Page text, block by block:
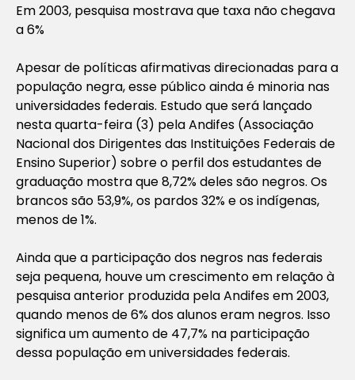
Em 2003, pesquisa mostrava que taxa não chegava
a 6%
Apesar de políticas afirmativas direcionadas para a
população negra, esse público ainda é minoria nas
universidades federais. Estudo que será lançado
nesta quarta-feira (3) pela Andifes (Associação
Nacional dos Dirigentes das Instituições Federais de
Ensino Superior) sobre o perfil dos estudantes de
graduação mostra que 8,72% deles são negros. Os
brancos são 53,9%, os pardos 32% e os indígenas,
menos de 1%.
Ainda que a participação dos negros nas federais
seja pequena, houve um crescimento em relação à
pesquisa anterior produzida pela Andifes em 2003,
quando menos de 6% dos alunos eram negros. Isso
significa um aumento de 47,7% na participação
dessa população em universidades federais.